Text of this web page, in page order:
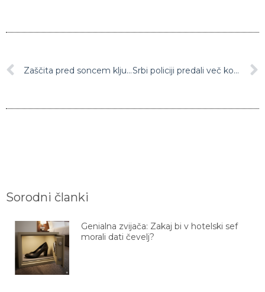
Zaščita pred soncem ključna za lep in brezskrben dopust Srbi policiji predali več kot 100.000 kosov orožja
Sorodni članki
Genialna zvijača: Zakaj bi v hotelski sef
morali dati čevelj?